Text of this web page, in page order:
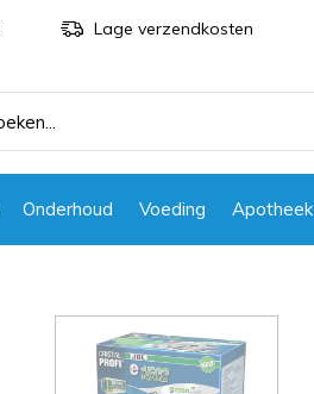
Onderhoud Voeding Apotheek
Lage verzendkosten